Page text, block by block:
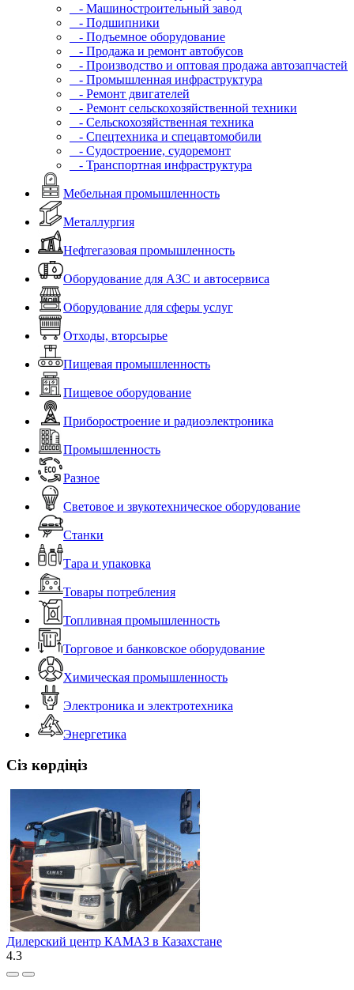
- Машиностроительный завод
- Подшипники
- Подъемное оборудование
- Продажа и ремонт автобусов
- Производство и оптовая продажа автозапчастей
- Промышленная инфраструктура
- Ремонт двигателей
- Ремонт сельскохозяйственной техники
- Сельскохозяйственная техника
- Спецтехника и спецавтомобили
- Судостроение, судоремонт
- Транспортная инфраструктура
Мебельная промышленность
Металлургия
Нефтегазовая промышленность
Оборудование для АЗС и автосервиса
Оборудование для сферы услуг
Отходы, вторсырье
Пищевая промышленность
Пищевое оборудование
Приборостроение и радиоэлектроника
Промышленность
Разное
Световое и звукотехническое оборудование
Станки
Тара и упаковка
Товары потребления
Топливная промышленность
Торговое и банковское оборудование
Химическая промышленность
Электроника и электротехника
Энергетика
Сіз көрдіңіз
Дилерский центр КАМАЗ в Казахстане
4.3